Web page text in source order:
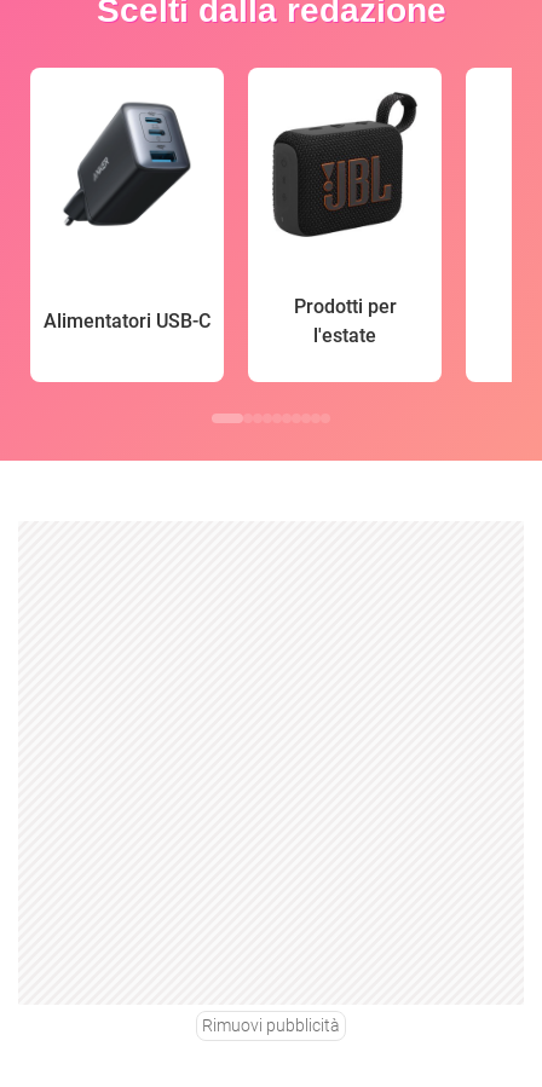
Scelti dalla redazione
Alimentatori USB-C
Prodotti per
l'estate
Rimuovi pubblicità